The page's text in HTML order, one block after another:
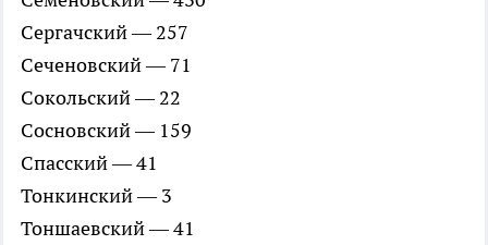
Сергачский — 257
Сеченовский — 71
Сокольский — 22
Сосновский — 159
Спасский — 41
Тонкинский — 3
Тоншаевский — 41